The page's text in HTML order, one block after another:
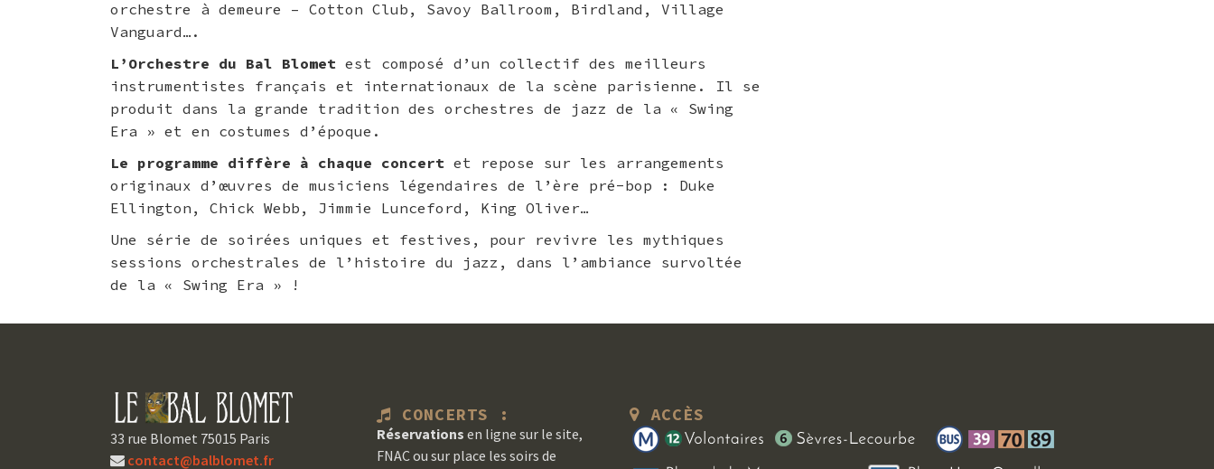
orchestre à demeure – Cotton Club, Savoy Ballroom, Birdland, Village
Vanguard….
L’Orchestre du Bal Blomet est composé d’un collectif des meilleurs
instrumentistes français et internationaux de la scène parisienne. Il se
produit dans la grande tradition des orchestres de jazz de la « Swing
Era » et en costumes d’époque.
Le programme diffère à chaque concert et repose sur les arrangements
originaux d’œuvres de musiciens légendaires de l’ère pré-bop : Duke
Ellington, Chick Webb, Jimmie Lunceford, King Oliver…
Une série de soirées uniques et festives, pour revivre les mythiques
sessions orchestrales de l’histoire du jazz, dans l’ambiance survoltée
de la « Swing Era » !
33 rue Blomet 75015 Paris
contact@balblomet.fr
CONCERTS :
Réservations en ligne sur le site,
FNAC ou sur place les soirs de
ACCÈS